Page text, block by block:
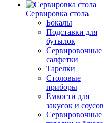
Сервировка стола
Бокалы
Подставки для
бутылок
Сервировочные
салфетки
Тарелки
Столовые
приборы
Емкости для
закусок и соусов
Сервировочные